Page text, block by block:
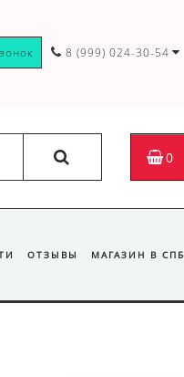
8 (999) 024-30-54
0
ОТЗЫВЫ МАГАЗИН В СПБ